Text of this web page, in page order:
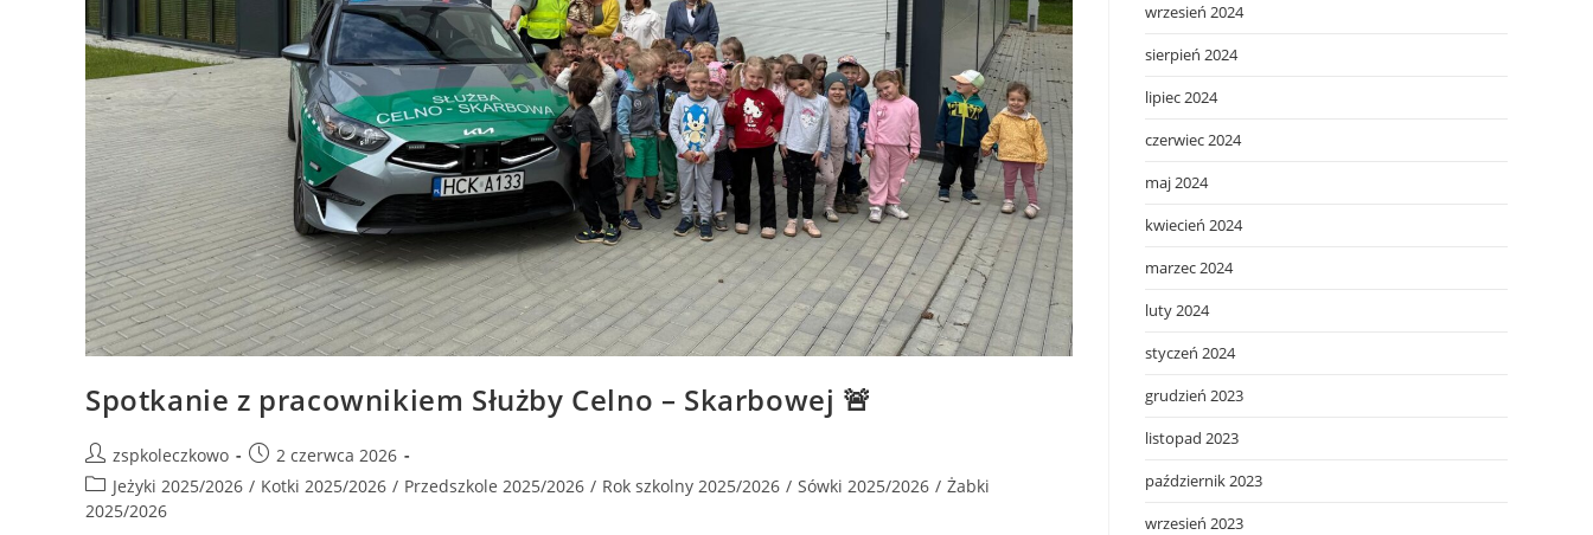
Spotkanie z pracownikiem Służby Celno – Skarbowej 🚨
zspkoleczkowo
2 czerwca 2026
Jeżyki 2025/2026 / Kotki 2025/2026 / Przedszkole 2025/2026 / Rok szkolny 2025/2026 / Sówki 2025/2026 / Żabki
2025/2026
wrzesień 2024
sierpień 2024
lipiec 2024
czerwiec 2024
maj 2024
kwiecień 2024
marzec 2024
luty 2024
styczeń 2024
grudzień 2023
listopad 2023
październik 2023
wrzesień 2023